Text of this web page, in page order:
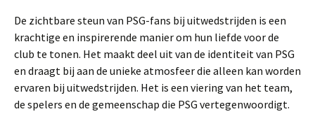
De zichtbare steun van PSG-fans bij uitwedstrijden is een
krachtige en inspirerende manier om hun liefde voor de
club te tonen. Het maakt deel uit van de identiteit van PSG
en draagt bij aan de unieke atmosfeer die alleen kan worden
ervaren bij uitwedstrijden. Het is een viering van het team,
de spelers en de gemeenschap die PSG vertegenwoordigt.